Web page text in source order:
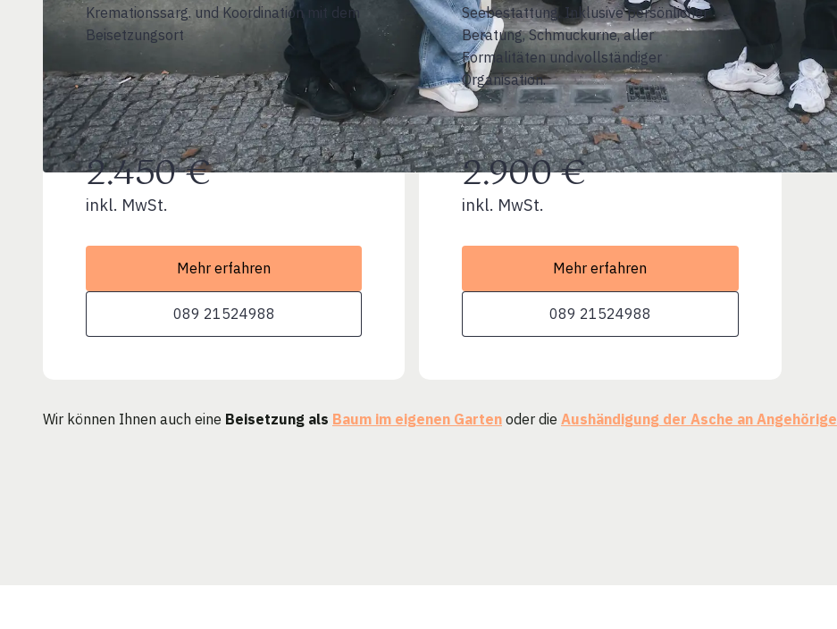
Kremationssarg. und Koordination mit dem
Beisetzungsort
2.450 €
inkl. MwSt.
Mehr erfahren
089 21524988
Seebestattung. Inklusive persönlicher
Beratung, Schmuckurne, aller
Formalitäten und vollständiger
Organisation.
2.900 €
inkl. MwSt.
Mehr erfahren
089 21524988
Wir können Ihnen auch eine Beisetzung als Baum im eigenen Garten oder die Aushändigung der Asche an Angehörige